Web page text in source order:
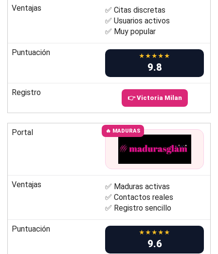
Ventajas
✅ Citas discretas
✅ Usuarios activos
✅ Muy popular
Puntuación ★★★★★
9.8
Registro
👉 Victoria Milan
Portal 🔥 MADURAS
Ventajas
✅ Maduras activas
✅ Contactos reales
✅ Registro sencillo
Puntuación ★★★★★
9.6